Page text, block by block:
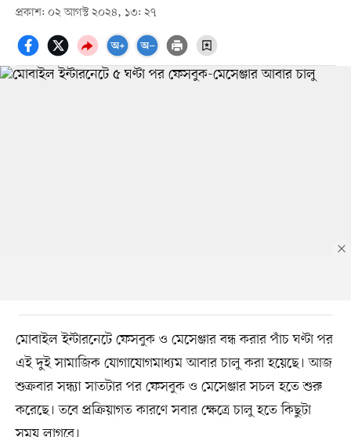
প্রকাশ: ০২ আগস্ট ২০২৪, ১৩: ২৭
মোবাইল ইন্টারনেটে ফেসবুক ও মেসেঞ্জার বন্ধ করার পাঁচ ঘণ্টা পর
এই দুই সামাজিক যোগাযোগমাধ্যম আবার চালু করা হয়েছে। আজ
শুক্রবার সন্ধ্যা সাতটার পর ফেসবুক ও মেসেঞ্জার সচল হতে শুরু
করেছে। তবে প্রক্রিয়াগত কারণে সবার ক্ষেত্রে চালু হতে কিছুটা